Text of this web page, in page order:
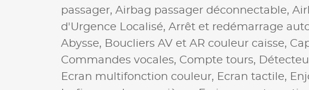
passager, Airbag passager déconnectable,
d'Urgence Localisé, Arrêt et redémarrage
Abysse, Boucliers AV et AR couleur caisse,
Commandes vocales, Compte tours,
Ecran multifonction couleur, Ecran tactile,